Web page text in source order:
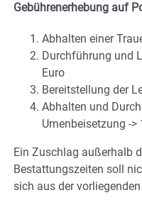
Gebührenerhebung auf
Abhalten einer
Durchführung und
Euro
Bereitstellung der
Abhalten und
Urnenbeisetzung ->
Ein Zuschlag außerhalb
Bestattungszeiten soll
sich aus der